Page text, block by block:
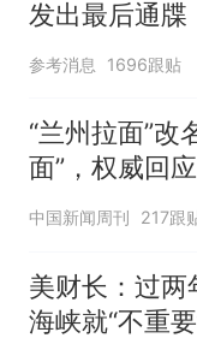
发出最后通牒
参考消息 1696跟贴
“兰州拉面”改
面”，权威回
中国新闻周刊 217跟
美财长：过两
海峡就“不重要